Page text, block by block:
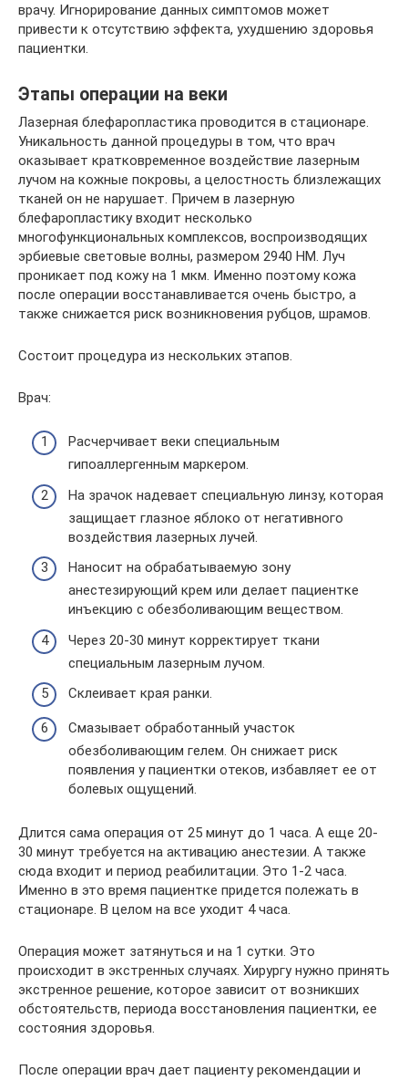
врачу. Игнорирование данных симптомов может
привести к отсутствию эффекта, ухудшению здоровья
пациентки.
Этапы операции на веки
Лазерная блефаропластика проводится в стационаре.
Уникальность данной процедуры в том, что врач
оказывает кратковременное воздействие лазерным
лучом на кожные покровы, а целостность близлежащих
тканей он не нарушает. Причем в лазерную
блефаропластику входит несколько
многофункциональных комплексов, воспроизводящих
эрбиевые световые волны, размером 2940 HM. Луч
проникает под кожу на 1 мкм. Именно поэтому кожа
после операции восстанавливается очень быстро, а
также снижается риск возникновения рубцов, шрамов.
Состоит процедура из нескольких этапов.
Врач:
Расчерчивает веки специальным
гипоаллергенным маркером.
На зрачок надевает специальную линзу, которая
защищает глазное яблоко от негативного
воздействия лазерных лучей.
Наносит на обрабатываемую зону
анестезирующий крем или делает пациентке
инъекцию с обезболивающим веществом.
Через 20-30 минут корректирует ткани
специальным лазерным лучом.
Склеивает края ранки.
Смазывает обработанный участок
обезболивающим гелем. Он снижает риск
появления у пациентки отеков, избавляет ее от
болевых ощущений.
Длится сама операция от 25 минут до 1 часа. А еще 20-
30 минут требуется на активацию анестезии. А также
сюда входит и период реабилитации. Это 1-2 часа.
Именно в это время пациентке придется полежать в
стационаре. В целом на все уходит 4 часа.
Операция может затянуться и на 1 сутки. Это
происходит в экстренных случаях. Хирургу нужно принять
экстренное решение, которое зависит от возникших
обстоятельств, периода восстановления пациентки, ее
состояния здоровья.
После операции врач дает пациенту рекомендации и